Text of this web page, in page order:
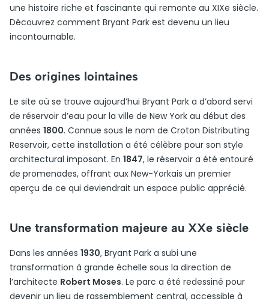
une histoire riche et fascinante qui remonte au XIXe siècle.
Découvrez comment Bryant Park est devenu un lieu
incontournable.
Des origines lointaines
Le site où se trouve aujourd’hui Bryant Park a d’abord servi
de réservoir d’eau pour la ville de New York au début des
années 1800. Connue sous le nom de Croton Distributing
Reservoir, cette installation a été célèbre pour son style
architectural imposant. En 1847, le réservoir a été entouré
de promenades, offrant aux New-Yorkais un premier
aperçu de ce qui deviendrait un espace public apprécié.
Une transformation majeure au XXe siècle
Dans les années 1930, Bryant Park a subi une
transformation à grande échelle sous la direction de
l’architecte Robert Moses. Le parc a été redessiné pour
devenir un lieu de rassemblement central, accessible à